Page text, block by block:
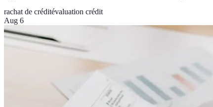
rachat de créditévaluation crédit
Aug 6